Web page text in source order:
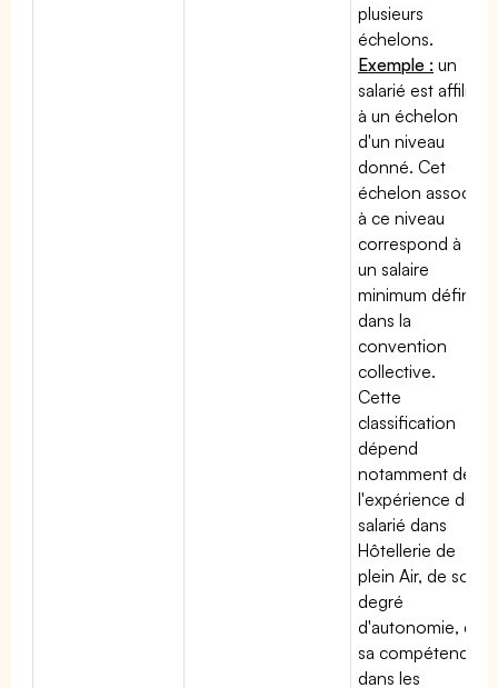
plusieurs
échelons.
Exemple : un
salarié est affilié
à un échelon
d'un niveau
donné. Cet
échelon associé
à ce niveau
correspond à
un salaire
minimum défini
dans la
convention
collective.
Cette
classification
dépend
notamment de
l'expérience du
salarié dans
Hôtellerie de
plein Air, de son
degré
d'autonomie, de
sa compétence
dans les